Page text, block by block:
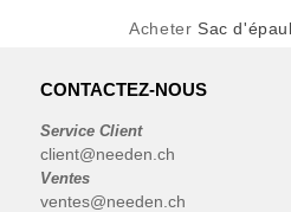
Acheter Sac
CONTACTEZ-NOUS
Service Client
client@needen.ch
Ventes
ventes@needen.ch